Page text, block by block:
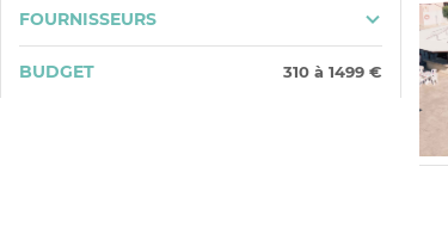
FOURNISSEURS
BUDGET 310 à 1499 €